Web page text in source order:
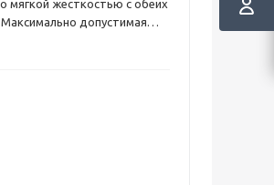
мягкой жесткостью с обеих
допустимая
кг. Основой матраса